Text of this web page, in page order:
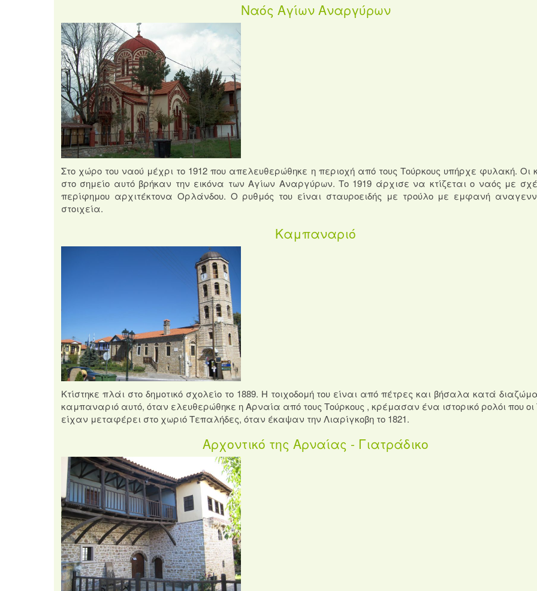
Ναός Αγίων Αναργύρων
Στο χώρο του ναού μέχρι το 1912 που απελευθερώθηκε η περιοχή από τους Τούρκους υπήρχε φυλακή. Οι
στο σημείο αυτό βρήκαν την εικόνα των Αγίων Αναργύρων. Το 1919 άρχισε να κτίζεται ο ναός με
περίφημου αρχιτέκτονα Ορλάνδου. Ο ρυθμός του είναι σταυροειδής με τρούλο με εμφανή
στοιχεία.
Καμπαναριό
Κτίστηκε πλάι στο δημοτικό σχολείο το 1889. Η τοιχοδομή του είναι από πέτρες και βήσαλα κατά
καμπαναριό αυτό, όταν ελευθερώθηκε η Αρναία από τους Τούρκους , κρέμασαν ένα ιστορικό ρολόι που οι
είχαν μεταφέρει στο χωριό Τεπαλήδες, όταν έκαψαν την Λιαρίγκοβη το 1821.
Αρχοντικό της Αρναίας - Γιατράδικο